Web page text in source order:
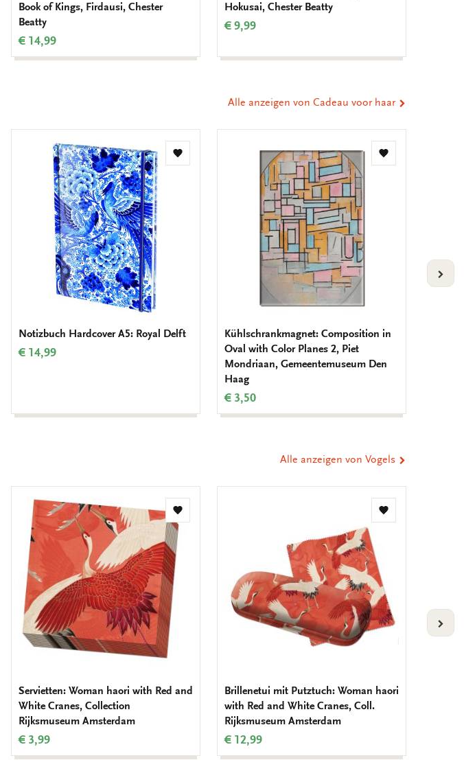
Book of Kings, Firdausi, Chester
Beatty
€ 14,99
Hokusai, Chester Beatty
€ 9,99
Alle anzeigen von Cadeau voor haar
Zur
Notizbuch Hardcover A5: Royal Delft
€ 14,99
Zur
Kühlschrankmagnet: Composition in
Oval with Color Planes 2, Piet
Mondriaan, Gemeentemuseum Den
Haag
€ 3,50
Alle anzeigen von Vogels
Zur
Wunschliste
hinzufügen
Servietten: Woman haori with Red and
White Cranes, Collection
Rijksmuseum Amsterdam
€ 3,99
Zur
Brillenetui mit Putztuch: Woman haori
with Red and White Cranes, Coll.
Rijksmuseum Amsterdam
€ 12,99